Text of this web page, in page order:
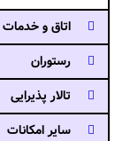
اتاق و خدمات
رستوران
تالار پذیرایی
سایر امکانات